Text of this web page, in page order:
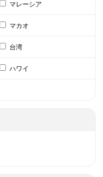
マレーシア
マカオ
台湾
ハワイ